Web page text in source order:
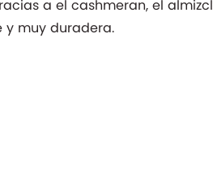
a el cashmeran, el
y muy duradera.